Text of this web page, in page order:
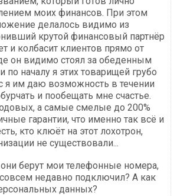
моих финансов. При этом
делалось видимо из
крутой финансовый партнёр
и колбасит клиентов прямо от
он видимо стоял за обеденным
по началу я этих товарищей грубо
я им даю возможность в течении
и пообещать мне счастье.
а самые смелые до 200%
гарантии, что именно так всё и
кто клюёт на этот лохотрон,
не существовали...
они берут мои телефонные номера,
недавно подключил? А как
данных?